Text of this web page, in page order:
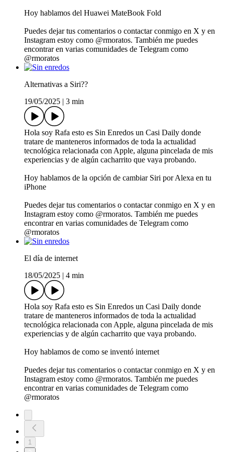
Hoy hablamos del Huawei MateBook Fold
Puedes dejar tus comentarios o contactar conmigo en X y en
Instagram estoy como @rmoratos. También me puedes
encontrar en varias comunidades de Telegram como
@rmoratos
Alternativas a Siri??
19/05/2025
3 min
Hola soy Rafa esto es Sin Enredos un Casi Daily donde
tratare de manteneros informados de toda la actualidad
tecnológica relacionada con Apple, alguna pincelada de mis
experiencias y de algún cacharrito que vaya probando.
Hoy hablamos de la opción de cambiar Siri por Alexa en tu
iPhone
Puedes dejar tus comentarios o contactar conmigo en X y en
Instagram estoy como @rmoratos. También me puedes
encontrar en varias comunidades de Telegram como
@rmoratos
El día de internet
18/05/2025
4 min
Hola soy Rafa esto es Sin Enredos un Casi Daily donde
tratare de manteneros informados de toda la actualidad
tecnológica relacionada con Apple, alguna pincelada de mis
experiencias y de algún cacharrito que vaya probando.
Hoy hablamos de como se inventó internet
Puedes dejar tus comentarios o contactar conmigo en X y en
Instagram estoy como @rmoratos. También me puedes
encontrar en varias comunidades de Telegram como
@rmoratos
1